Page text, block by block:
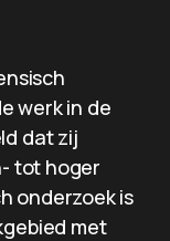
werk in de
dat zij
tot hoger
onderzoek is
met